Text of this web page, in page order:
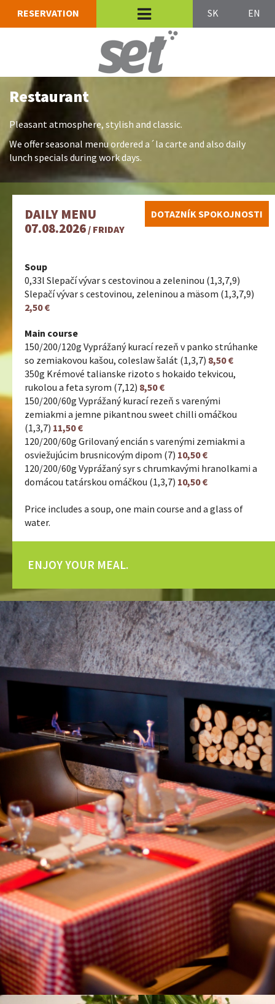
SK EN
RESERVATION
Restaurant
Pleasant atmosphere, stylish and classic.
We offer seasonal menu ordered a´la carte and also daily
lunch specials during work days.
DAILY MENU
07.08.2026 / FRIDAY
Soup
0,33l Slepačí vývar s cestovinou a zeleninou (1,3,7,9)
Slepačí vývar s cestovinou, zeleninou a mäsom (1,3,7,9)
2,50 €
Main course
150/200/120g Vyprážaný kurací rezeň v panko strúhanke
so zemiakovou kašou, coleslaw šalát (1,3,7) 8,50 €
350g Krémové talianske rizoto s hokaido tekvicou,
rukolou a feta syrom (7,12) 8,50 €
150/200/60g Vyprážaný kurací rezeň s varenými
zemiakmi a jemne pikantnou sweet chilli omáčkou
(1,3,7) 11,50 €
120/200/60g Grilovaný encián s varenými zemiakmi a
osviežujúcim brusnicovým dipom (7) 10,50 €
120/200/60g Vyprážaný syr s chrumkavými hranolkami a
domácou tatárskou omáčkou (1,3,7) 10,50 €
Price includes a soup, one main course and a glass of
water.
DOTAZNÍK SPOKOJNOSTI
ENJOY YOUR MEAL.